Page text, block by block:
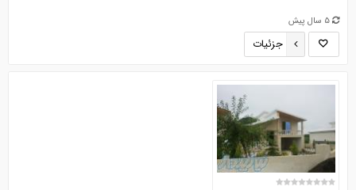
5 سال پیش
جزئیات